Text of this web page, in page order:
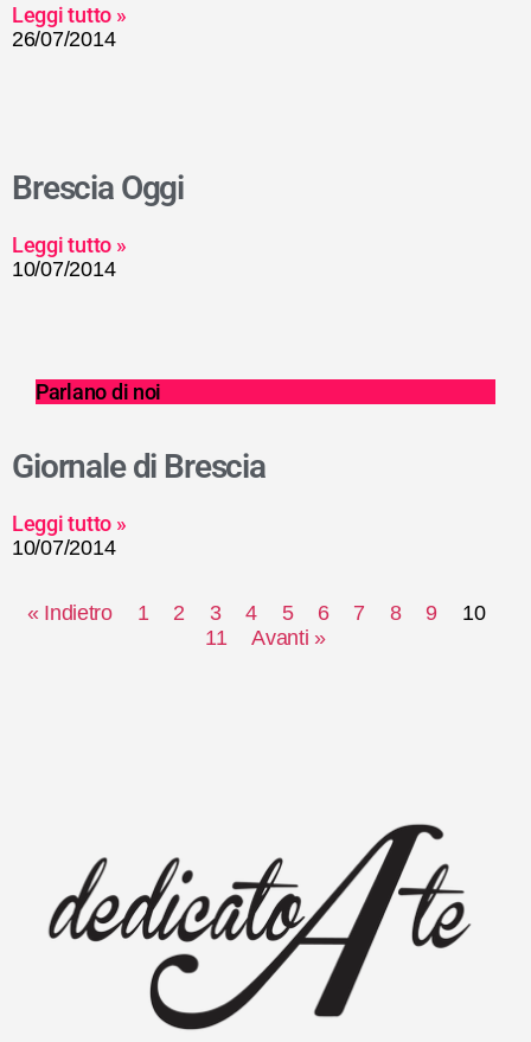
Leggi tutto »
26/07/2014
Brescia Oggi
Leggi tutto »
10/07/2014
Parlano di noi
Giornale di Brescia
Leggi tutto »
10/07/2014
« Indietro 1 2 3 4 5 6 7 8 9
10
11
Avanti »